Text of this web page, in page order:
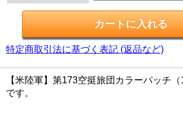
特定商取引法に基づく表記 (返品など)
【米陸軍】第173空挺旅団カラーパッチ（
です。